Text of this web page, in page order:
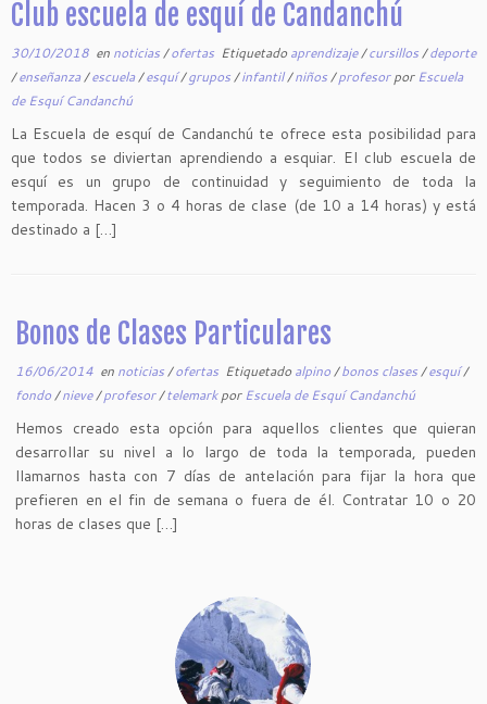
Club escuela de esquí de Candanchú
30/10/2018 en noticias/ofertas Etiquetado aprendizaje/cursillos/deporte
/enseñanza/escuela/esquí/grupos/infantil/niños/profesorpor Escuela
de Esquí Candanchú
La Escuela de esquí de Candanchú te ofrece esta posibilidad para
que todos se diviertan aprendiendo a esquiar. El club escuela de
esquí es un grupo de continuidad y seguimiento de toda la
temporada. Hacen 3 o 4 horas de clase (de 10 a 14 horas) y está
destinado a […]
Bonos de Clases Particulares
16/06/2014 en noticias/ofertas Etiquetado alpino/bonos clases/esquí/
fondo/nieve/profesor/telemarkpor Escuela de Esquí Candanchú
Hemos creado esta opción para aquellos clientes que quieran
desarrollar su nivel a lo largo de toda la temporada, pueden
llamarnos hasta con 7 días de antelación para fijar la hora que
prefieren en el fin de semana o fuera de él. Contratar 10 o 20
horas de clases que […]